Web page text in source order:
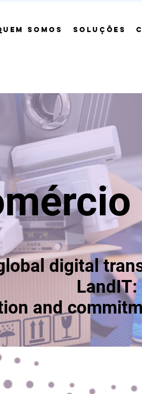
SOMOS SOLUÇÕES
digital
LandIT:
and